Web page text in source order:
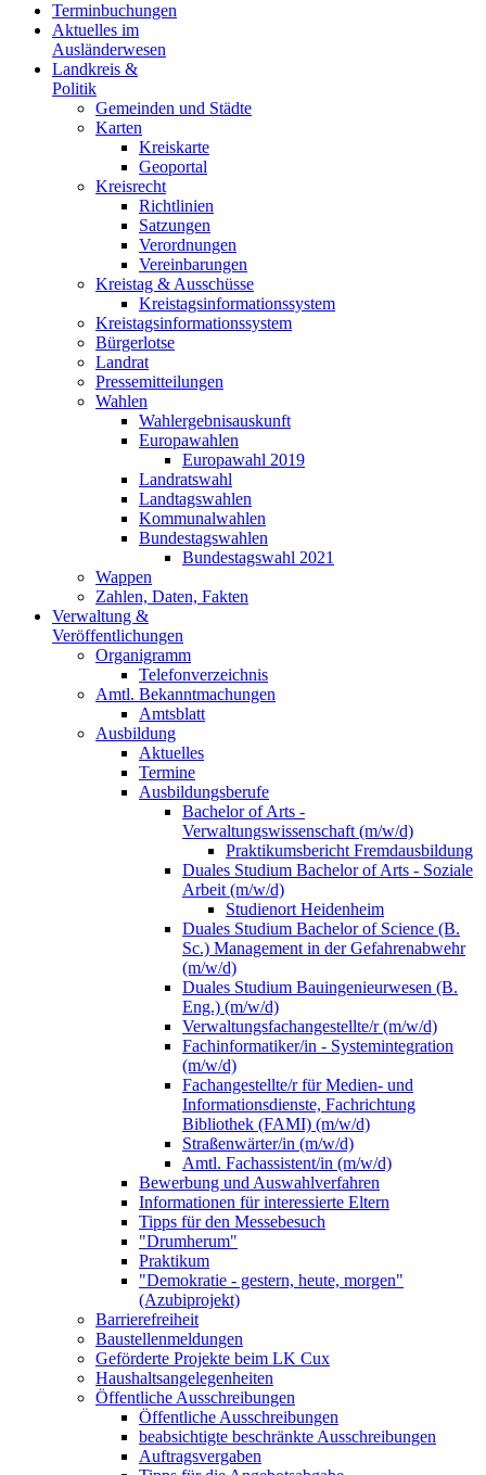
Terminbuchungen
Aktuelles im
Ausländerwesen
Landkreis &
Politik
Gemeinden und Städte
Karten
Kreiskarte
Geoportal
Kreisrecht
Richtlinien
Satzungen
Verordnungen
Vereinbarungen
Kreistag & Ausschüsse
Kreistagsinformationssystem
Kreistagsinformationssystem
Bürgerlotse
Landrat
Pressemitteilungen
Wahlen
Wahlergebnisauskunft
Europawahlen
Europawahl 2019
Landratswahl
Landtagswahlen
Kommunalwahlen
Bundestagswahlen
Bundestagswahl 2021
Wappen
Zahlen, Daten, Fakten
Verwaltung &
Veröffentlichungen
Organigramm
Telefonverzeichnis
Amtl. Bekanntmachungen
Amtsblatt
Ausbildung
Aktuelles
Termine
Ausbildungsberufe
Bachelor of Arts -
Verwaltungswissenschaft (m/w/d)
Praktikumsbericht Fremdausbildung
Duales Studium Bachelor of Arts - Soziale
Arbeit (m/w/d)
Studienort Heidenheim
Duales Studium Bachelor of Science (B.
Sc.) Management in der Gefahrenabwehr
(m/w/d)
Duales Studium Bauingenieurwesen (B.
Eng.) (m/w/d)
Verwaltungsfachangestellte/r (m/w/d)
Fachinformatiker/in - Systemintegration
(m/w/d)
Fachangestellte/r für Medien- und
Informationsdienste, Fachrichtung
Bibliothek (FAMI) (m/w/d)
Straßenwärter/in (m/w/d)
Amtl. Fachassistent/in (m/w/d)
Bewerbung und Auswahlverfahren
Informationen für interessierte Eltern
Tipps für den Messebesuch
"Drumherum"
Praktikum
"Demokratie - gestern, heute, morgen"
(Azubiprojekt)
Barrierefreiheit
Baustellenmeldungen
Geförderte Projekte beim LK Cux
Haushaltsangelegenheiten
Öffentliche Ausschreibungen
Öffentliche Ausschreibungen
beabsichtigte beschränkte Ausschreibungen
Auftragsvergaben